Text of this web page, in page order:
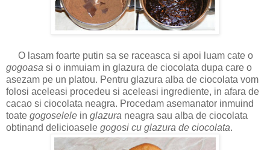
O lasam foarte putin sa se raceasca si apoi luam cate o
gogoasa si o inmuiam in glazura de ciocolata dupa care o
asezam pe un platou. Pentru glazura alba de ciocolata vom
folosi aceleasi procedeu si aceleasi ingrediente, in afara de
cacao si ciocolata neagra. Procedam asemanator inmuind
toate gogoselele in glazura neagra sau alba de ciocolata
obtinand delicioasele gogosi cu glazura de ciocolata.